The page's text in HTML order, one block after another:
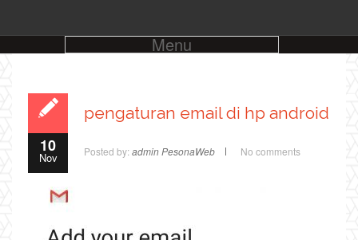
Menu
10
Nov
pengaturan email di hp android
Posted by: admin PesonaWeb No comments